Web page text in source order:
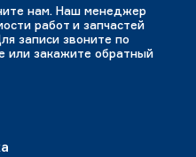
нам. Наш менеджер
работ и запчастей
записи звоните по
или закажите обратный